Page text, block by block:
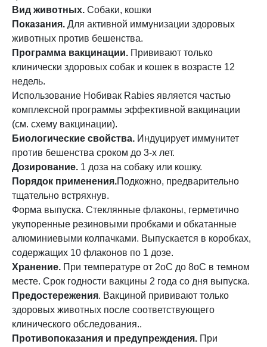
Вид животных. Собаки, кошки
Показания. Для активной иммунизации здоровых
животных против бешенства.
Программа вакцинации. Прививают только
клинически здоровых собак и кошек в возрасте 12
недель.
Использование Нобивак Rabies является частью
комплексной программы эффективной вакцинации
(см. схему вакцинации).
Биологические свойства. Индуцирует иммунитет
против бешенства сроком до 3-х лет.
Дозирование. 1 доза на собаку или кошку.
Порядок применения.Подкожно, предварительно
тщательно встряхнув.
Форма выпуска. Стеклянные флаконы, герметично
укупоренные резиновыми пробками и обкатанные
алюминиевыми колпачками. Выпускается в коробках,
содержащих 10 флаконов по 1 дозе.
Хранение. При температуре от 2оС до 8оС в темном
месте. Срок годности вакцины 2 года со дня выпуска.
Предостережения. Вакциной прививают только
здоровых животных после соответствующего
клинического обследования..
Противопоказания и предупреждения. При